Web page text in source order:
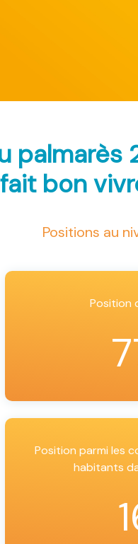
palmarès
bon
Positions au
Position
Position parmi les
habitants